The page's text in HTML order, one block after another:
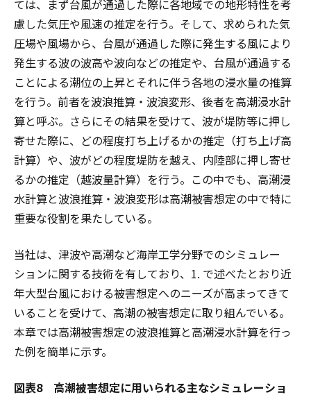
ては、まず台風が通過した際に各地域での地形特性を考
慮した気圧や風速の推定を行う。そして、求められた気
圧場や風場から、台風が通過した際に発生する風により
発生する波の波高や波向などの推定や、台風が通過する
ことによる潮位の上昇とそれに伴う各地の浸水量の推算
を行う。前者を波浪推算・波浪変形、後者を高潮浸水計
算と呼ぶ。さらにその結果を受けて、波が堤防等に押し
寄せた際に、どの程度打ち上げるかの推定（打ち上げ高
計算）や、波がどの程度堤防を越え、内陸部に押し寄せ
るかの推定（越波量計算）を行う。この中でも、高潮浸
水計算と波浪推算・波浪変形は高潮被害想定の中で特に
重要な役割を果たしている。
当社は、津波や高潮など海岸工学分野でのシミュレー
ションに関する技術を有しており、1. で述べたとおり近
年大型台風における被害想定へのニーズが高まってきて
いることを受けて、高潮の被害想定に取り組んでいる。
本章では高潮被害想定の波浪推算と高潮浸水計算を行っ
た例を簡単に示す。
図表8 高潮被害想定に用いられる主なシミュレーショ